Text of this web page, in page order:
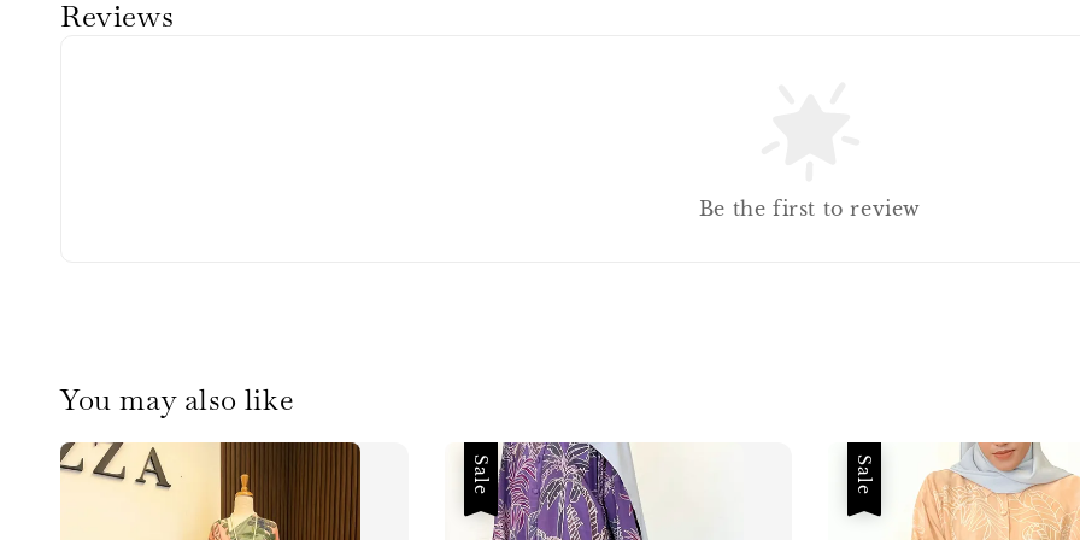
Reviews
Be the first to review
You may also like
Sale Sale